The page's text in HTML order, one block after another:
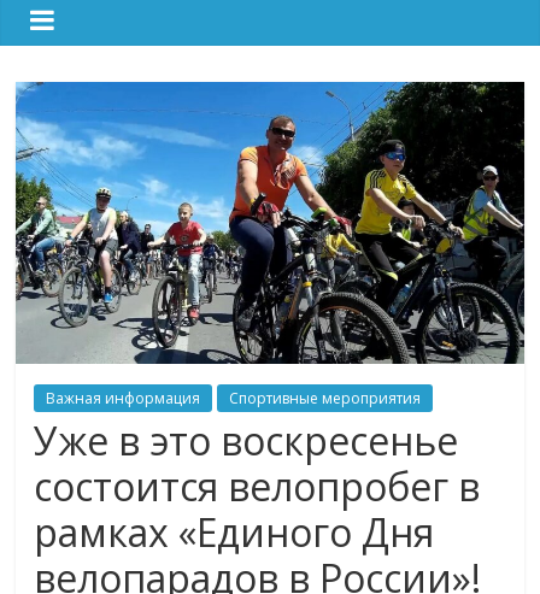
Важная информация Спортивные мероприятия
Уже в это воскресенье
состоится велопробег в
рамках «Единого Дня
велопарадов в России»!